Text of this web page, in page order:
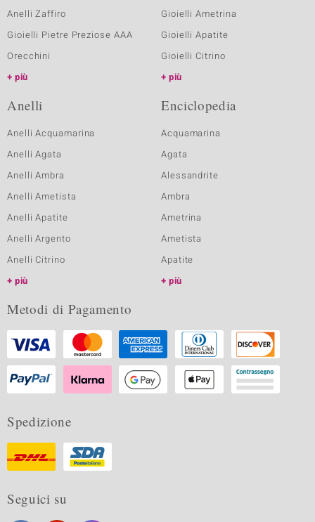
Anelli Zaffiro
Gioielli Pietre Preziose AAA
Orecchini
più
Gioielli Ametrina
Gioielli Apatite
Gioielli Citrino
più
Anelli
Anelli Acquamarina
Anelli Agata
Anelli Ambra
Anelli Ametista
Anelli Apatite
Anelli Argento
Anelli Citrino
più
Enciclopedia
Acquamarina
Agata
Alessandrite
Ambra
Ametrina
Ametista
Apatite
più
Metodi di Pagamento
Spedizione
Seguici su